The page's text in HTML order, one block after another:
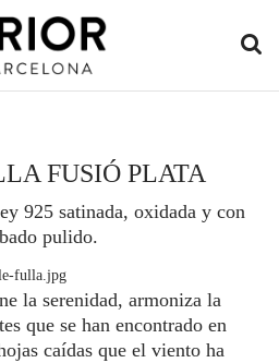
FUSIÓ PLATA
925 satinada, oxidada y con
pulido.
la serenidad, armoniza la
que se han encontrado en
caídas que el viento ha